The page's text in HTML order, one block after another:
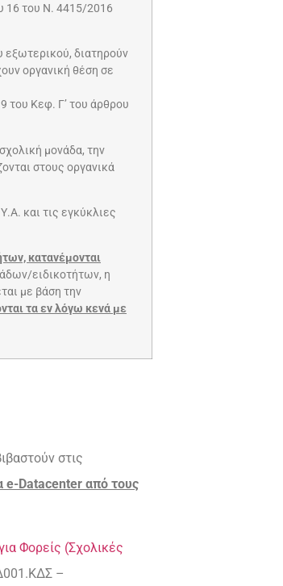
16 του Ν. 4415/2016
εξωτερικού, διατηρούν
οργανική θέση σε
του Κεφ. Γ’ του άρθρου
μονάδα, την
στους οργανικά
και τις εγκύκλιες
κατανέμονται
ειδικοτήτων, η
με βάση την
τα εν λόγω κενά με
στις
e-Datacenter από τους
Φορείς (Σχολικές
–